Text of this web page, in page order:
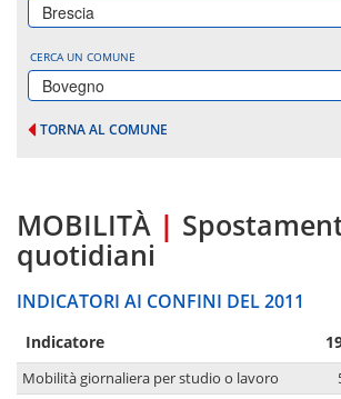
Brescia
CERCA UN COMUNE
Bovegno
TORNA AL COMUNE
MOBILITÀ |
quotidiani
INDICATORI AI CONFINI DEL 2011
Indicatore
Mobilità giornaliera per studio o lavoro